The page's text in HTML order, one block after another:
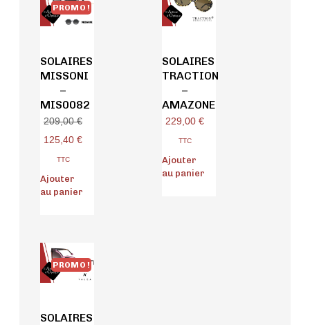
PROMO !
SOLAIRES
MISSONI
–
MIS0082
209,00€
125,40 €
TTC
Ajouter
au panier
SOLAIRES
TRACTION
–
AMAZONE
229,00 €
TTC
Ajouter
au panier
PROMO !
SOLAIRES